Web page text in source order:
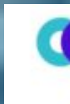
содержимому